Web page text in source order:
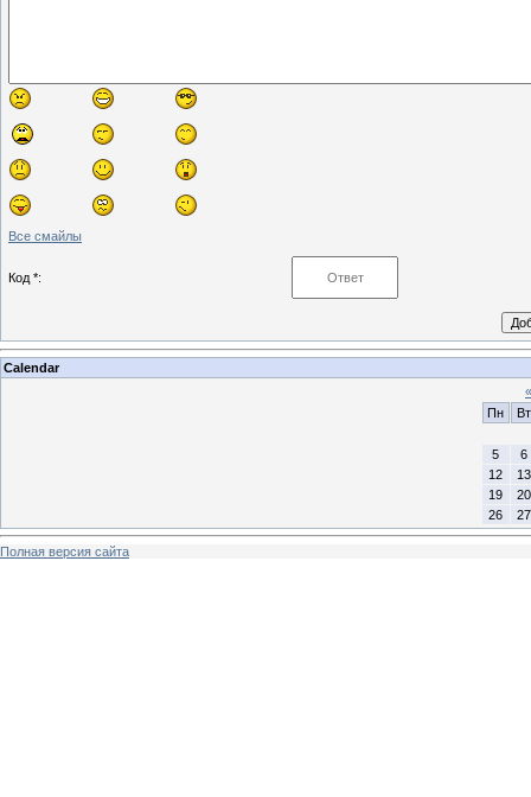
Все смайлы
Код *:
Calendar
«
Пн
Вт
5
6
12
13
19
20
26
27
Полная версия сайта